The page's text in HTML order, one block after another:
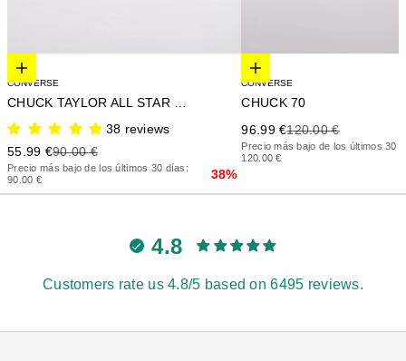
Elige opciones
CONVERSE
38 reviews
Precio de oferta
55.99 €Precio anterior
90.00 €
Precio más bajo de los últimos 30 días:
90.00 €
38%
Elige opciones
CONVERSE
CHUCK 70
Precio de oferta
96.99 €Precio anterior
120.00 €
Precio más bajo de los últimos 30
120.00 €
4.8
Customers rate us 4.8/5 based on 6495 reviews.